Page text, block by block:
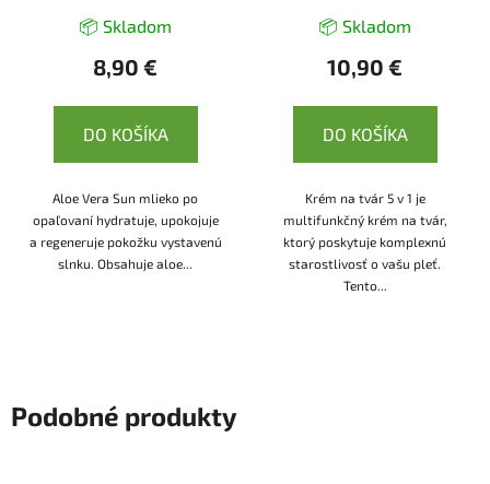
📦 Skladom
8,90 €
DO KOŠÍKA
Aloe Vera Sun mlieko po
opaľovaní hydratuje, upokojuje
a regeneruje pokožku vystavenú
slnku. Obsahuje aloe...
📦 Skladom
10,90 €
DO KOŠÍKA
Krém na tvár 5 v 1 je
multifunkčný krém na tvár,
ktorý poskytuje komplexnú
starostlivosť o vašu pleť.
Tento...
Podobné produkty